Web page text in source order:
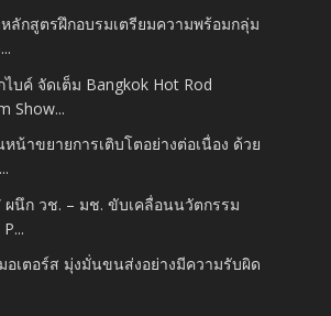
ลักสูตรฝึกอบรมเตรียมความพร้อมกลุ่ม
บค์ จัดเต็ม Bangkok Hot Rod
Show...
หน้าขยายการเติบโตอย่างต่อเนื่อง ด้วย
ผนึก วช. – มช. ขับเคลื่อนนวัตกรรม
อเตอร์ส มุ่งมั่นขนส่งอย่างมีความรับผิด